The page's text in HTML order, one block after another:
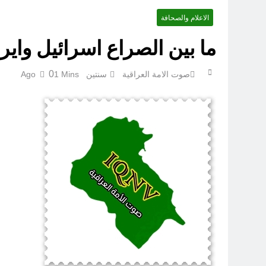
الاعلام والصحافة
ما بين الصراع اسرائيل
صوت الامة العراقية سنتين Ago 01 Mins